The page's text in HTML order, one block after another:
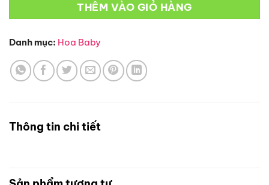
THÊM VÀO GIỎ HÀNG
Danh mục: Hoa Baby
Thông tin chi tiết